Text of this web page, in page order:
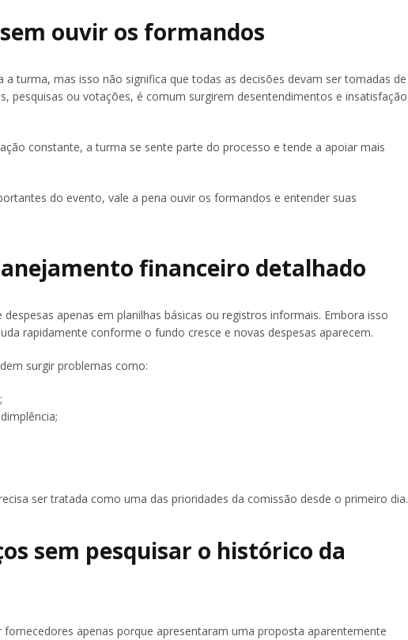
ouvir os formandos
a turma, mas isso não significa que todas as decisões devam ser tomadas de
pesquisas ou votações, é comum surgirem desentendimentos e insatisfação
constante, a turma se sente parte do processo e tende a apoiar mais
do evento, vale a pena ouvir os formandos e entender suas
financeiro detalhado
apenas em planilhas básicas ou registros informais. Embora isso
rapidamente conforme o fundo cresce e novas despesas aparecem.
surgir problemas como:
ser tratada como uma das prioridades da comissão desde o primeiro dia.
sem pesquisar o histórico da
apenas porque apresentaram uma proposta aparentemente